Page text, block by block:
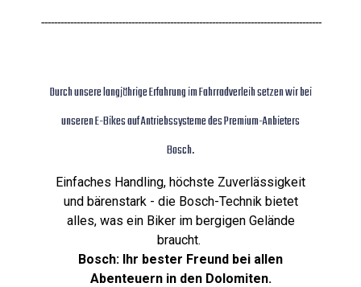
---------------------------------------------------------------------------------------
Durch unsere langjährige Erfahrung im Fahrradverleih setzen wir bei
unseren E-Bikes auf Antriebssysteme des Premium-Anbieters
Bosch.
Einfaches Handling, höchste Zuverlässigkeit
und bärenstark - die Bosch-Technik bietet
alles, was ein Biker im bergigen Gelände
braucht.
Bosch: Ihr bester Freund bei allen
Abenteuern in den Dolomiten.